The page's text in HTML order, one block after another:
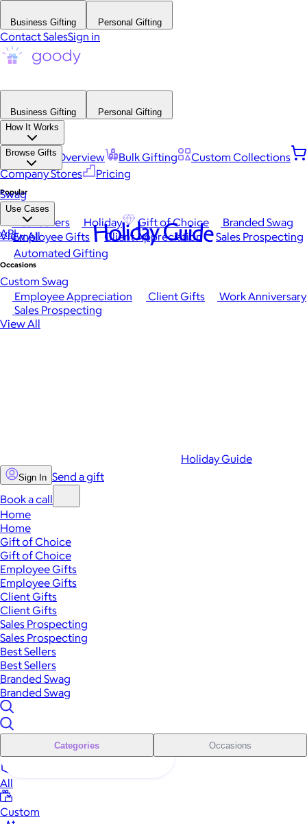
Business Gifting Personal Gifting
Contact SalesSign in
Business Gifting
Personal Gifting
How It Works
Platform Overview Bulk Gifting
Custom Collections
Company Stores
Pricing
Browse Gifts
Popular
Best Sellers Holiday Gift of Choice
Branded Swag
View All
Occasions
Employee Appreciation Client Gifts
Work Anniversary
Sales Prospecting
View All
Swag
Use Cases
Employee Gifts Client Appreciation
Sales Prospecting
Automated Gifting
Custom Swag
API Holiday Guide
Holiday Guide
Sign In Send a gift
Book a call
Home
Home
Gift of Choice
Gift of Choice
Employee Gifts
Employee Gifts
Client Gifts
Client Gifts
Sales Prospecting
Sales Prospecting
Best Sellers
Best Sellers
Branded Swag
Branded Swag
Categories Occasions
All
Custom